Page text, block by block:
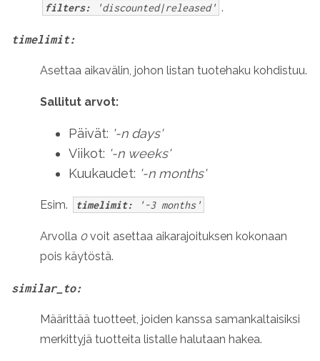
filters: 'discounted|released' .
timelimit:
Asettaa aikavälin, johon listan tuotehaku kohdistuu.
Sallitut arvot:
Päivät: '-n days'
Viikot: '-n weeks'
Kuukaudet: '-n months'
Esim. timelimit: '-3 months'
Arvolla 0voit asettaa aikarajoituksen kokonaan
pois käytöstä.
similar_to:
Määrittää tuotteet, joiden kanssa samankaltaisiksi
merkittyjä tuotteita listalle halutaan hakea.